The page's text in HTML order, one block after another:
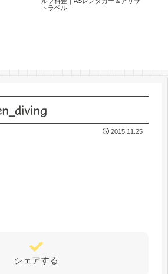
トラベル
2015.11.25
シェアする